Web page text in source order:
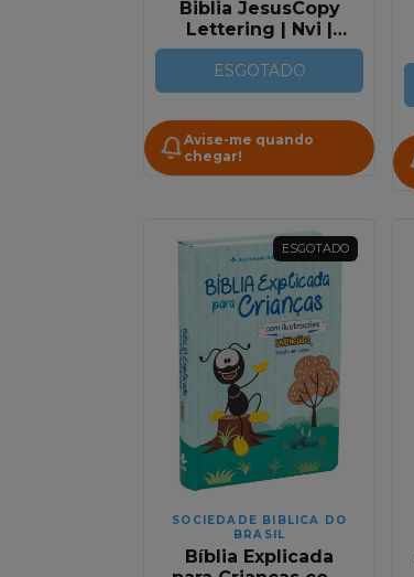
Biblia JesusCopy
Lettering | Nvi |
Capa Dura
ESGOTADO
Avise-me quando
chegar!
ESGOTADO
SOCIEDADE BIBLICA DO
BRASIL
Bíblia Explicada